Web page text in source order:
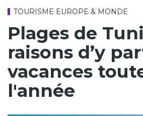
TOURISME EUROPE & MONDE
Plages de
raisons d’y
vacances
l'année